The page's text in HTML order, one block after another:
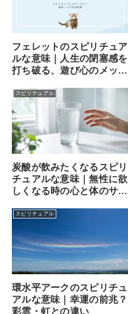
フェレットのスピリチュア
ルな意味｜人生の閉塞感を
打ち破る、遊び心のメッセ
スピリチュアル
炭酸が飲みたくなるスピリ
チュアルな意味｜無性に欲
しくなる時の心と体のサイ
スピリチュアル
環水平アークのスピリチュ
アルな意味｜幸運の前兆？
彩雲・虹との違い